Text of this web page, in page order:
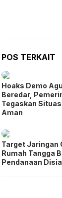
POS TERKAIT
Hoaks Demo
Beredar,
Tegaskan
Aman
Target Jaringan
Rumah Tangga
Pendanaan